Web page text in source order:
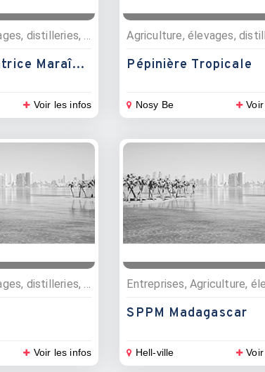
Agriculture, élevages, distilleries, Fruits et légumes
Rinah Cultivatrice Maraîchère
Voir les infos
Pépinière Tropicale
Nosy Be
Voir les infos
SPPM Madagascar
Hell-ville